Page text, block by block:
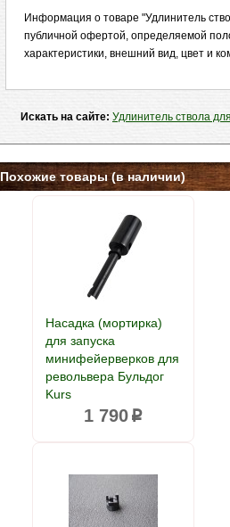
Информация о товаре "Удлинитель
публичной офертой, определяемой
характеристики, внешний вид, цвет и
Искать на сайте: Удлинитель ствола
Похожие товары (в наличии)
Насадка (мортирка)
для запуска
минифейерверков для
револьвера Бульдог
Kurs
1 790 p